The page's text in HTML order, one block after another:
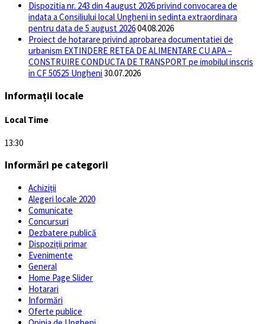
Dispozitia nr. 243 din 4 august 2026 privind convocarea de
indata a Consiliului local Ungheni in sedinta extraordinara
pentru data de 5 august 202604.08.2026
Proiect de hotarare privind aprobarea documentatiei de
urbanism EXTINDERE RETEA DE ALIMENTARE CU APA –
CONSTRUIRE CONDUCTA DE TRANSPORT pe imobilul inscris
in CF 50525 Ungheni 30.07.2026
Informații locale
Local Time
13:30
Informări pe categorii
Achiziții
Alegeri locale 2020
Comunicate
Concursuri
Dezbatere publică
Dispoziții primar
Evenimente
General
Home Page Slider
Hotarari
Informări
Oferte publice